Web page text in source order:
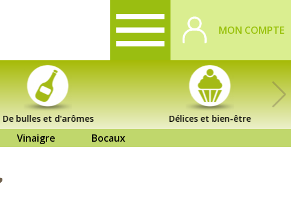
MON COMPTE
De bulles et d'arômes Délices et bien-être
Vinaigre Bocaux